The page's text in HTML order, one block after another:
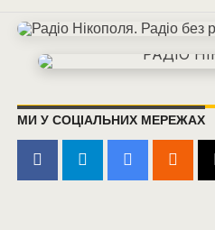
МИ У СОЦІАЛЬНИХ МЕРЕЖАХ